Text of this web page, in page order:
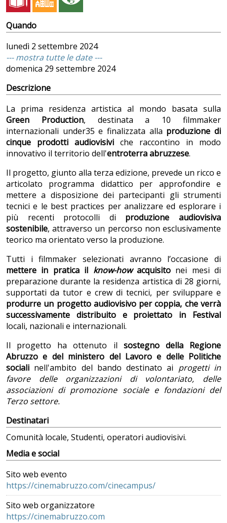
Quando
lunedì 2 settembre 2024
--- mostra tutte le date ---
domenica 29 settembre 2024
Descrizione
La prima residenza artistica al mondo basata sulla
Green Production, destinata a 10 filmmaker
internazionali under35 e finalizzata alla produzione di
cinque prodotti audiovisivi che raccontino in modo
innovativo il territorio dell'entroterra abruzzese.
Il progetto, giunto alla terza edizione, prevede un ricco e
articolato programma didattico per approfondire e
mettere a disposizione dei partecipanti gli strumenti
tecnici e le best practices per analizzare ed esplorare i
più recenti protocolli di produzione audiovisiva
sostenibile, attraverso un percorso non esclusivamente
teorico ma orientato verso la produzione.
Tutti i filmmaker selezionati avranno l’occasione di
mettere in pratica il know-howacquisito nei mesi di
preparazione durante la residenza artistica di 28 giorni,
supportati da tutor e crew di tecnici, per sviluppare e
produrre un progetto audiovisivo per coppia, che verrà
successivamente distribuito e proiettato in Festival
locali, nazionali e internazionali.
Il progetto ha ottenuto il sostegno della Regione
Abruzzo e del ministero del Lavoro e delle Politiche
sociali nell'ambito del bando destinato ai progetti in
favore delle organizzazioni di volontariato, delle
associazioni di promozione sociale e fondazioni del
Terzo settore.
Destinatari
Comunità locale, Studenti, operatori audiovisivi.
Media e social
Sito web evento
https://cinemabruzzo.com/cinecampus/
Sito web organizzatore
https://cinemabruzzo.com